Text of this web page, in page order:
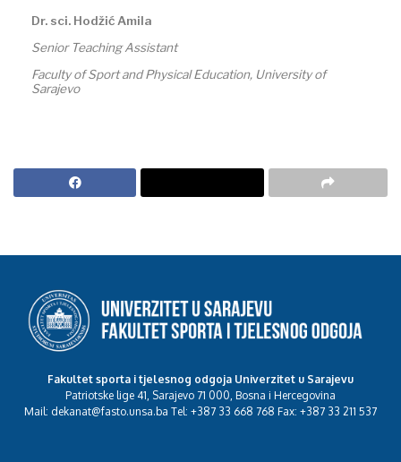
Dr. sci. Hodžić Amila
Senior Teaching Assistant
Faculty of Sport and Physical Education, University of
Sarajevo
Fakultet sporta i tjelesnog odgoja Univerzitet u Sarajevu
Patriotske lige 41, Sarajevo 71 000, Bosna i Hercegovina
Mail: dekanat@fasto.unsa.ba Tel: +387 33 668 768 Fax: +387 33 211 537